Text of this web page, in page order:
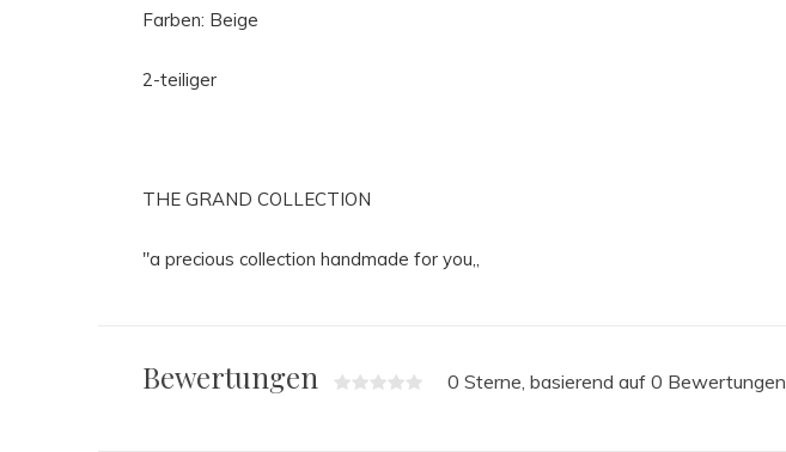
Farben: Beige
2-teiliger
THE GRAND COLLECTION
"a precious collection handmade for you,,
Bewertungen 0 Sterne, basierend auf 0 Bewertungen